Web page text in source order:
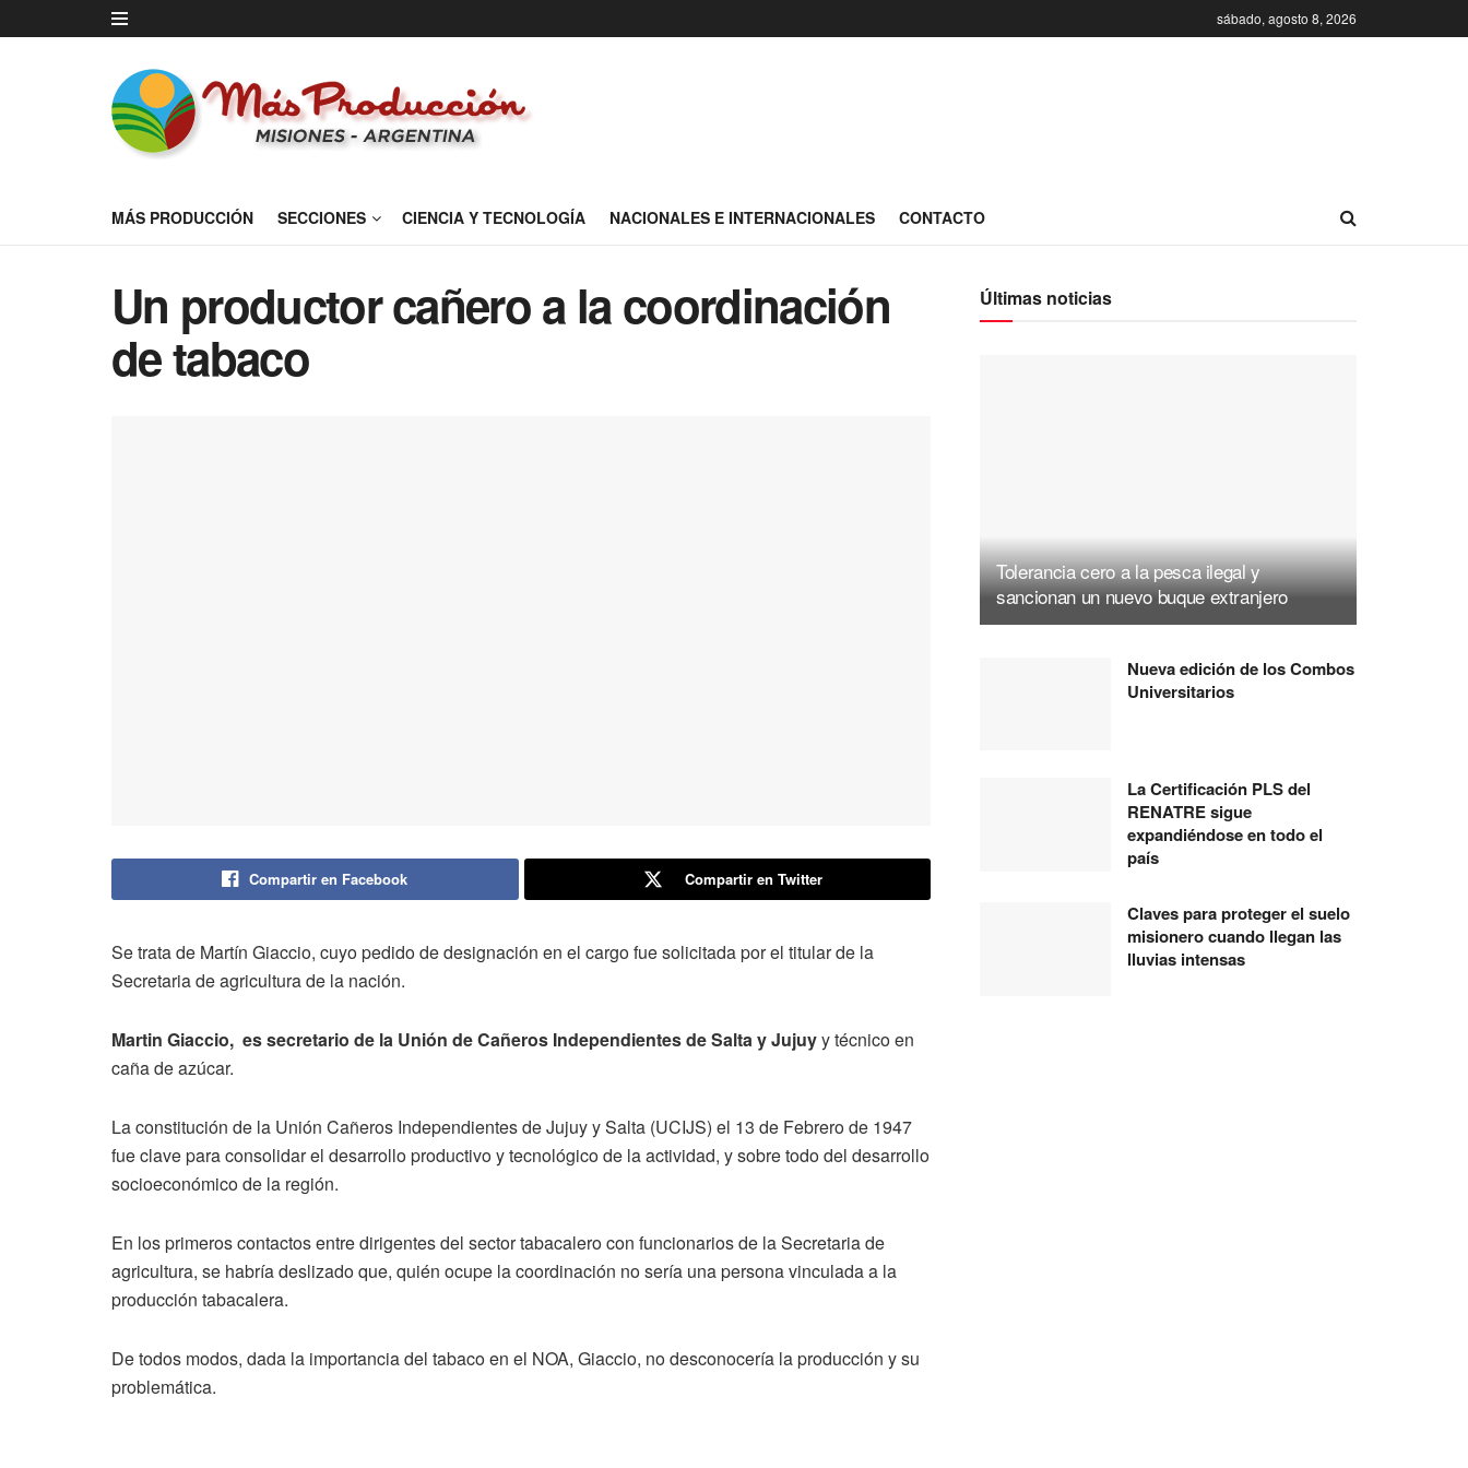
sábado, agosto 8, 2026
MÁS PRODUCCIÓN SECCIONES CIENCIA Y TECNOLOGÍA NACIONALES E INTERNACIONALES CONTACTO
Un productor cañero a la coordinación
de tabaco
Compartir en Facebook Compartir en Twitter
Se trata de Martín Giaccio, cuyo pedido de designación en el cargo fue solicitada por el titular de la
Secretaria de agricultura de la nación.
Martin Giaccio, es secretario de la Unión de Cañeros Independientes de Salta y Jujuyy técnico en
caña de azúcar.
La constitución de la Unión Cañeros Independientes de Jujuy y Salta (UCIJS) el 13 de Febrero de 1947
fue clave para consolidar el desarrollo productivo y tecnológico de la actividad, y sobre todo del desarrollo
socioeconómico de la región.
En los primeros contactos entre dirigentes del sector tabacalero con funcionarios de la Secretaria de
agricultura, se habría deslizado que, quién ocupe la coordinación no sería una persona vinculada a la
producción tabacalera.
De todos modos, dada la importancia del tabaco en el NOA, Giaccio, no desconocería la producción y su
problemática.
Últimas noticias
Tolerancia cero a la pesca ilegal y
sancionan un nuevo buque extranjero
Nueva edición de los Combos
Universitarios
La Certificación PLS del
RENATRE sigue
expandiéndose en todo el
país
Claves para proteger el suelo
misionero cuando llegan las
lluvias intensas